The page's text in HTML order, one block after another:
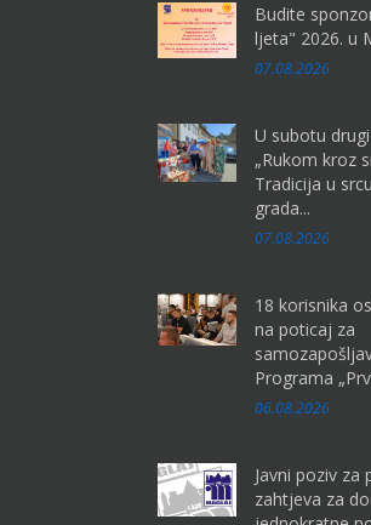
Budite
ljeta" 2026. u
07.08.2026
U subotu
„Rukom kroz
Tradicija u
grada...
07.08.2026
18 korisnika
na poticaj za
Programa
06.08.2026
Javni poziv za
zahtjeva za